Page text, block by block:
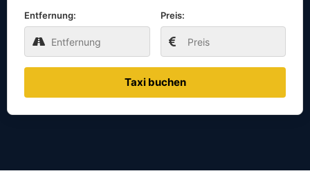
Entfernung: Preis:
Taxi buchen